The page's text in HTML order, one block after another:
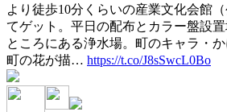
より徒歩10分くらいの産業文化会館
てゲット。平日の配布とカラー盤設
ところにある浄水場。町のキャラ・か
町の花が描… https://t.co/J8sSwcL0Bo